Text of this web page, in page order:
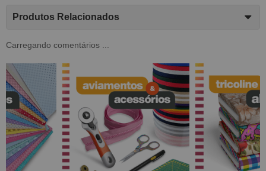
Produtos Relacionados
Carregando comentários ...